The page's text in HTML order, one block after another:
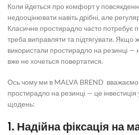
Коли йдеться про комфорт у
недооцінювати навіть дрібні, але
Класичне простирадло часто потребує
треба виправляти та підтягувати. Якщо
використали простирадло на резинці —
вже не хочеться повертатися.
Ось чому ми в MALVA BREND
простирадло на резинці — це
щодень:
1. Надійна фіксація на